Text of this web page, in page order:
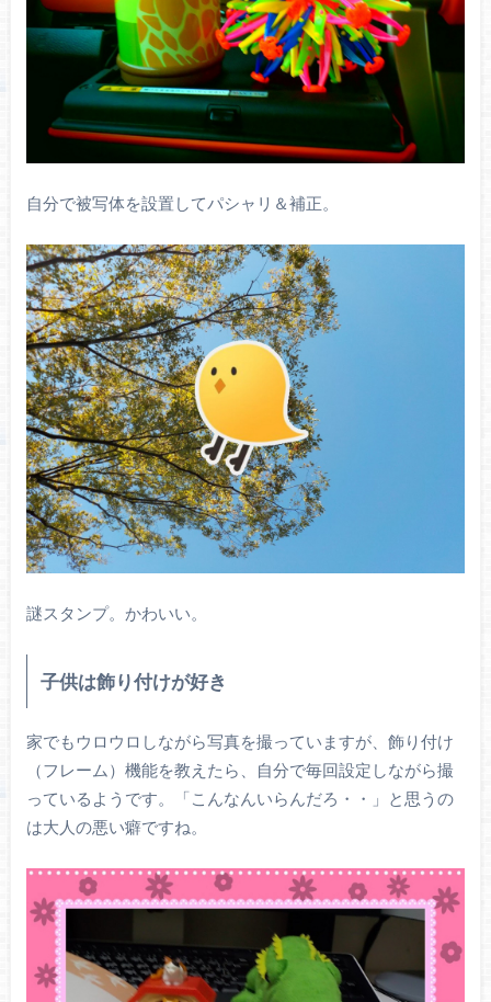
自分で被写体を設置してパシャリ＆補正。
謎スタンプ。かわいい。
子供は飾り付けが好き
家でもウロウロしながら写真を撮っていますが、飾り付け
（フレーム）機能を教えたら、自分で毎回設定しながら撮
っているようです。「こんなんいらんだろ・・」と思うの
は大人の悪い癖ですね。